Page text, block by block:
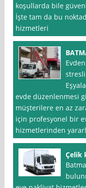
koşullarda bile
İşte tam da bu
hizmetleri
evde düzenlenmesi
müşterilere en az
için profesyonel bir
hizmetlerinden
Çelik